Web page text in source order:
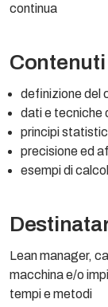
continua
definizione del
dati e tecniche
principi
precisione ed
esempi di
Lean manager,
macchina e/o
tempi e metodi